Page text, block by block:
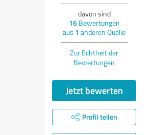
davon sind
16Bewertungen
aus 1 anderen Quelle
Zur Echtheit der
Bewertungen
Jetzt bewerten
Profil teilen